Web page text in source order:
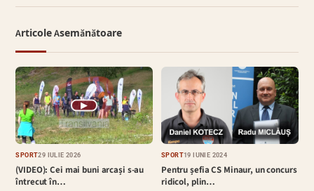
Articole Asemănătoare
▶
SPORT29 IULIE 2026
(VIDEO): Cei mai buni arcași s-au
întrecut în…
SPORT19 IUNIE 2024
Pentru șefia CS Minaur, un concurs
ridicol, plin…